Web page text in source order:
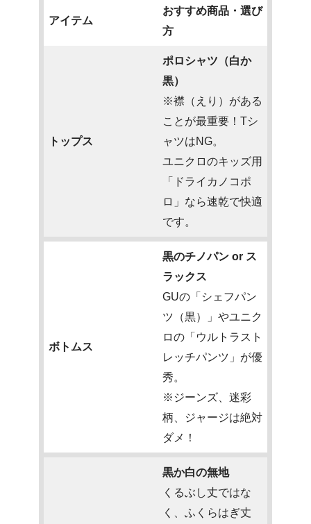
アイテム
おすすめ商品・選び
方
トップス
ポロシャツ（白か
黒）
※襟（えり）がある
ことが最重要！Tシ
ャツはNG。
ユニクロのキッズ用
「ドライカノコポ
ロ」なら速乾で快適
です。
ボトムス
黒のチノパン or ス
ラックス
GUの「シェフパン
ツ（黒）」やユニク
ロの「ウルトラスト
レッチパンツ」が優
秀。
※ジーンズ、迷彩
柄、ジャージは絶対
ダメ！
黒か白の無地
くるぶし丈ではな
く、ふくらはぎ丈